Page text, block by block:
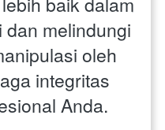
melindungi
oleh
integritas
Anda.